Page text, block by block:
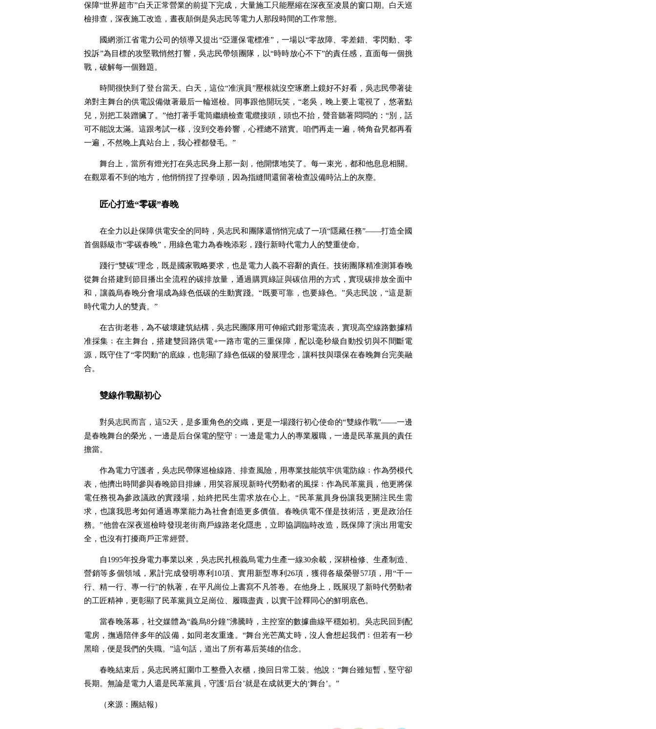
保障“世界超市”白天正常營業的前提下完成，大量施工只能壓縮在深夜至凌晨的窗口期。白天巡
檢排查，深夜施工改造，晝夜顛倒是吳志民等電力人那段時間的工作常態。
國網浙江省電力公司的領導又提出“亞運保電標准”，一場以“零故障、零差錯、零閃動、零
投訴”為目標的攻堅戰悄然打響，吳志民帶領團隊，以“時時放心不下”的責任感，直面每一個挑
戰，破解每一個難題。
時間很快到了登台當天。白天，這位“准演員”壓根就沒空琢磨上鏡好不好看，吳志民帶著徒
弟對主舞台的供電設備做著最后一輪巡檢。同事跟他開玩笑，“老吳，晚上要上電視了，悠著點
兒，別把工裝蹭臟了。”他打著手電筒繼續檢查電纜接頭，頭也不抬，聲音聽著悶悶的：“別，話
可不能說太滿。這跟考試一樣，沒到交卷鈴響，心裡總不踏實。咱們再走一遍，犄角旮旯都再看
一遍，不然晚上真站台上，我心裡都發毛。”
舞台上，當所有燈光打在吳志民身上那一刻，他開懷地笑了。每一束光，都和他息息相關。
在觀眾看不到的地方，他悄悄捏了捏拳頭，因為指縫間還留著檢查設備時沾上的灰塵。
匠心打造“零碳”春晚
在全力以赴保障供電安全的同時，吳志民和團隊還悄悄完成了一項“隱藏任務”——打造全國
首個縣級市“零碳春晚”，用綠色電力為春晚添彩，踐行新時代電力人的雙重使命。
踐行“雙碳”理念，既是國家戰略要求，也是電力人義不容辭的責任。技術團隊精准測算春晚
從舞台搭建到節目播出全流程的碳排放量，通過購買綠証與碳信用的方式，實現碳排放全面中
和，讓義烏春晚分會場成為綠色低碳的生動實踐。“既要可靠，也要綠色。”吳志民說，“這是新
時代電力人的雙責。”
在古街老巷，為不破壞建筑結構，吳志民團隊用可伸縮式鉗形電流表，實現高空線路數據精
准採集﹔在主舞台，搭建雙回路供電+一路市電的三重保障，配以毫秒級自動投切與不間斷電
源，既守住了“零閃動”的底線，也彰顯了綠色低碳的發展理念，讓科技與環保在春晚舞台完美融
合。
雙線作戰顯初心
對吳志民而言，這52天，是多重角色的交織，更是一場踐行初心使命的“雙線作戰”——一邊
是春晚舞台的榮光，一邊是后台保電的堅守﹔一邊是電力人的專業履職，一邊是民革黨員的責任
擔當。
作為電力守護者，吳志民帶隊巡檢線路、排查風險，用專業技能筑牢供電防線﹔作為勞模代
表，他擠出時間參與春晚節目排練，用笑容展現新時代勞動者的風採﹔作為民革黨員，他更將保
電任務視為參政議政的實踐場，始終把民生需求放在心上。“民革黨員身份讓我更關注民生需
求，也讓我思考如何通過專業能力為社會創造更多價值。春晚供電不僅是技術活，更是政治任
務。”他曾在深夜巡檢時發現老街商戶線路老化隱患，立即協調臨時改造，既保障了演出用電安
全，也沒有打擾商戶正常經營。
自1995年投身電力事業以來，吳志民扎根義烏電力生產一線30余載，深耕檢修、生產制造、
營銷等多個領域，累計完成發明專利10項、實用新型專利26項，獲得各級榮譽57項，用“干一
行、精一行、專一行”的執著，在平凡崗位上書寫不凡答卷。在他身上，既展現了新時代勞動者
的工匠精神，更彰顯了民革黨員立足崗位、履職盡責，以實干詮釋同心的鮮明底色。
當春晚落幕，社交媒體為“義烏8分鐘”沸騰時，主控室的數據曲線平穩如初。吳志民回到配
電房，撫過陪伴多年的設備，如同老友重逢。“舞台光芒萬丈時，沒人會想起我們﹔但若有一秒
黑暗，便是我們的失職。”這句話，道出了所有幕后英雄的信念。
春晚結束后，吳志民將紅圍巾工整疊入衣櫃，換回日常工裝。他說：“舞台雖短暫，堅守卻
長期。無論是電力人還是民革黨員，守護‘后台’就是在成就更大的‘舞台’。”
（來源：團結報）